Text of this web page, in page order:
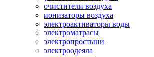
очистители воздуха
ионизаторы воздуха
электроактиваторы воды
электроматрасы
электропростыни
электроодеяла